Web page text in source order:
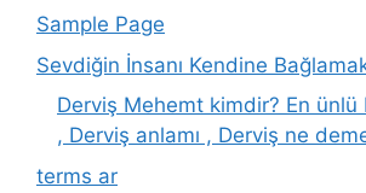
Sample Page
Sevdiğin İnsanı Kendine
Derviş Mehemt kimdir? En ünlü
, Derviş anlamı , Derviş ne
terms ar